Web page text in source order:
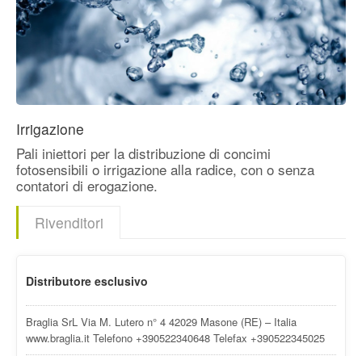
Irrigazione
Pali iniettori per la distribuzione di concimi
fotosensibili o irrigazione alla radice, con o senza
contatori di erogazione.
Rivenditori
Distributore esclusivo
Braglia SrL Via M. Lutero n° 4 42029 Masone (RE) – Italia
www.braglia.it Telefono +390522340648 Telefax +390522345025